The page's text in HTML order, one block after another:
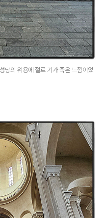
당의 위용에 절로 기가 죽은 느낌이었